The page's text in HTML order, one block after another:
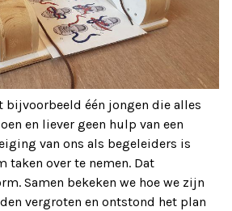
bijvoorbeeld één jongen die alles
en liever geen hulp van een
van ons als begeleiders is
taken over te nemen. Dat
Samen bekeken we hoe we zijn
vergroten en ontstond het plan